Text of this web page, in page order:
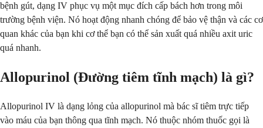
bệnh gút, dạng IV phục vụ một mục đích cấp bách hơn trong môi
trường bệnh viện. Nó hoạt động nhanh chóng để bảo vệ thận và các cơ
quan khác của bạn khi cơ thể bạn có thể sản xuất quá nhiều axit uric
quá nhanh.
Allopurinol (Đường tiêm tĩnh mạch) là gì?
Allopurinol IV là dạng lỏng của allopurinol mà bác sĩ tiêm trực tiếp
vào máu của bạn thông qua tĩnh mạch. Nó thuộc nhóm thuốc gọi là